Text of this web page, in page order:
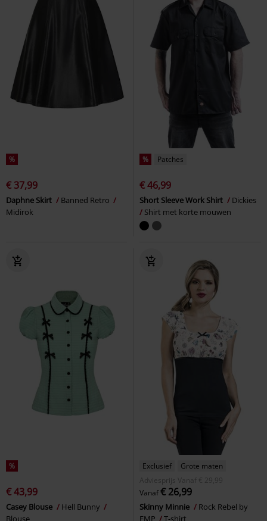
%
€ 37,99
Daphne Skirt
Banned Retro
Midirok
% Patches
€ 46,99
Short Sleeve Work Shirt
Dickies
Shirt met korte mouwen
%
€ 43,99
Casey Blouse
Hell Bunny
Blouse
Exclusief
Grote maten
Adviesprijs
Vanaf € 29,99
Vanaf€ 26,99
Skinny Minnie
Rock Rebel by
EMP
T-shirt